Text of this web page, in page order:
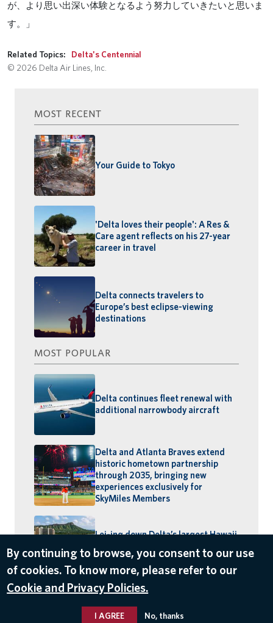
が、より思い出深い体験となるよう努力していきたいと思いま
す。」
Related Topics:
Delta's Centennial
© 2026 Delta Air Lines, Inc.
MOST RECENT
Your Guide to Tokyo
'Delta loves their people': A Res &
Care agent reflects on his 27-year
career in travel
Delta connects travelers to
Europe’s best eclipse-viewing
destinations
MOST POPULAR
Delta continues fleet renewal with
additional narrowbody aircraft
Delta and Atlanta Braves extend
historic hometown partnership
through 2035, bringing new
experiences exclusively for
SkyMiles Members
Lei-ing down Delta’s largest Hawaii
schedule: MSP–Maui launches,
BOS–Honolulu returns
By continuing to browse, you consent to our use
of cookies. To know more, please refer to our
Cookie and Privacy Policies.
I AGREE No, thanks